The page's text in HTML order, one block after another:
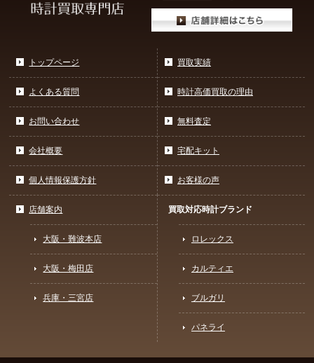
トップページ
よくある質問
お問い合わせ
会社概要
個人情報保護方針
買取実績
時計高価買取の理由
無料査定
宅配キット
お客様の声
店舗案内
大阪・難波本店
大阪・梅田店
兵庫・三宮店
買取対応時計ブランド
ロレックス
カルティエ
ブルガリ
パネライ